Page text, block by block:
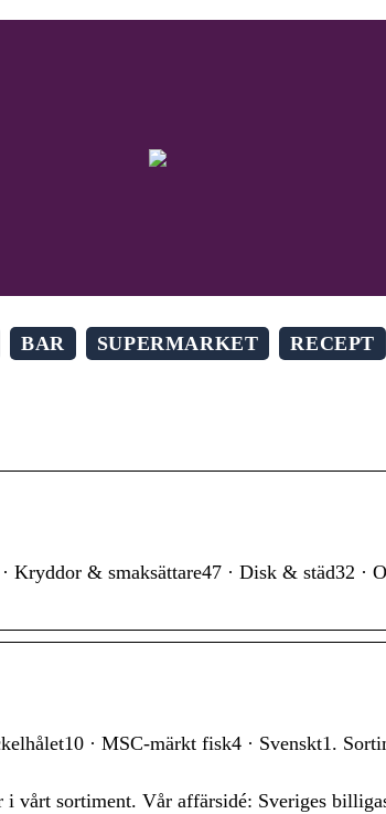
BAR SUPERMARKET RECEPT
& smaksättare47 · Disk & städ32 ·
· MSC-märkt fisk4 · Svenskt1.
sortiment. Vår affärsidé: Sveriges